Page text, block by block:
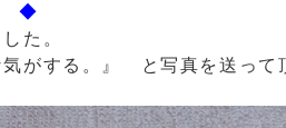
◆
た。
がする。』
と写真を送って